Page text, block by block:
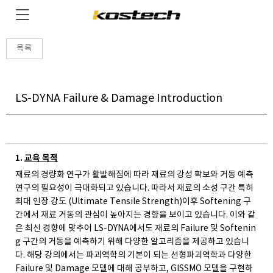
목록
LS-DYNA Failure & Damage Introduction
1. 교육 목적
재료의 경량화 연구가 활발해짐에 따라 재료의 강성 확보와 거동 예측
연구의 필요성이 극대화되고 있습니다. 따라서 재료의 소성 구간 특히
최대 인장 강도 (Ultimate Tensile Strength)이후 Softening 구
간에서 재료 거동의 관심이 높아지는 경향을 보이고 있습니다. 이와 같
은 최신 경향에 맞추어 LS-DYNA에서도 재료의 Failure 및 Softenin
g 구간의 거동을 예측하기 위해 다양한 알고리즘을 제공하고 있습니
다. 해당 강의에서는 파괴역학의 기본이 되는 선형파괴역학과 다양한
Failure 및 Damage 모델에 대해 공부하고, GISSMO 모델을 구현하